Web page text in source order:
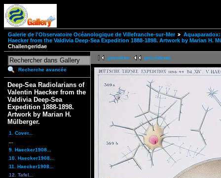
Galerie de l'Observatoire Océanologique de Villefranche-sur-Mer
Haecker from the Valdivia Deep-Sea Expedition 1888-1898. Artwork by Marian H.
Challengeridae
Recherche avancée
Deep-Sea Radiolarians of
Valentin Haecker from the
Valdivia Deep-Sea
Expedition 1888-1898.
Artwork by Marian H.
Mülberger.
1. Cover...
9. Haecker1908...
10. Haecker1908...
11. Haecker1908...
12. Tafel...
première précédente